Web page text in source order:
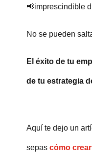
📢imprescindible
No se pueden
El éxito de tu
de tu estrategia
Aquí te dejo un
sepas cómo